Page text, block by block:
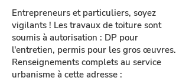
Entrepreneurs et particuliers, soyez
vigilants ! Les travaux de toiture sont
soumis à autorisation : DP pour
l'entretien, permis pour les gros œuvres.
Renseignements complets au service
urbanisme à cette adresse :